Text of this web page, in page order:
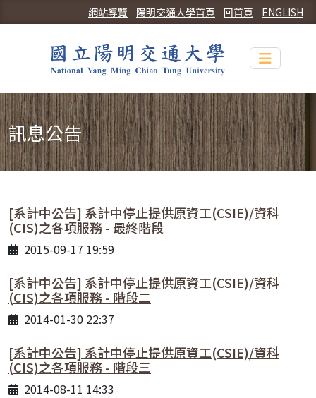
ENGLISH
回首頁
陽明交通大學首頁
網站導覽
Toggle
訊息公告
[系計中公告] 系計中停止提供原資工(CSIE)/資科
(CIS)之各項服務 - 最終階段
2015-09-17 19:59
[系計中公告] 系計中停止提供原資工(CSIE)/資科
(CIS)之各項服務 - 階段二
2014-01-30 22:37
[系計中公告] 系計中停止提供原資工(CSIE)/資科
(CIS)之各項服務 - 階段三
2014-08-11 14:33